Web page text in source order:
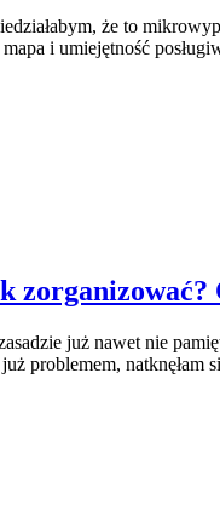
że to
mapa i umiejętność
zorganizować?
już nawet nie
problemem,